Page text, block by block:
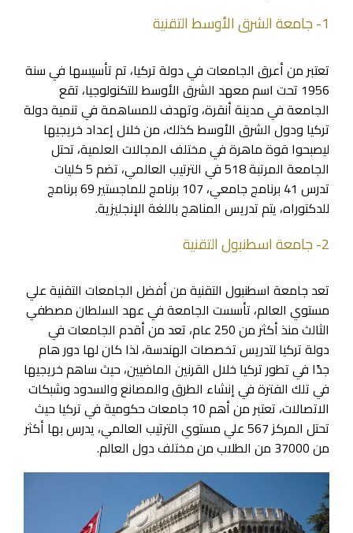
1- جامعة الشرق الأوسط التقنية
تعتبر من أعرق الجامعات في دولة تركيا، تم تأسيسها في سنة
1956 تحت اسم معهد الشرق الأوسط للتكنولوجيا، تقع
الجامعة في مدينة أنقرة، وتهدف للمساهمة في تنمية دولة
تركيا ودول الشرق الأوسط كذلك، من خلال إعداد خريجيها
ليصبحوا قوة ماهرة في مختلف المجالات العلمية، تحتل
الجامعة المرتبة 518 في الترتيب العالمي، تضم 5 كليات
تدرس 41 برنامج جامعي، 107 برنامج للماجستير 69 برنامج
للدكتوراه، يتم تدريس المناهج باللغة الإنجليزية.
2- جامعة اسطنبول التقنية
تعد جامعة اسطنبول التقنية من أفضل الجامعات التقنية علي
مستوي العالم، تأسست الجامعة في عهد السلطان مصطفي
الثالث منذ أكثر من 250 عام، تعد من أقدم الجامعات في
دولة تركيا لتدريس تخصصات الهندسة، لذا كان لها دور هام
جدًا في تطور تركيا خلال القرنين الماضيين، حيث ساهم خريجيها
في تلك الفترة في إنشاء الطرق والمصانع والسدود وشبكات
الاتصالات، تعتبر من أهم 10 جامعات حكومية في تركيا حيث
تحتل المركز 567 علي مستوي الترتيب العالمي، يدرس بها أكثر
من 37000 من الطلاب من مختلف دول العالم.